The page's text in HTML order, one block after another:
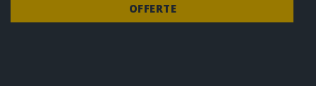
OFFERTE